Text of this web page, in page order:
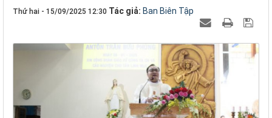
Thứ hai - 15/09/2025 12:30 Tác giả: Ban Biên Tập